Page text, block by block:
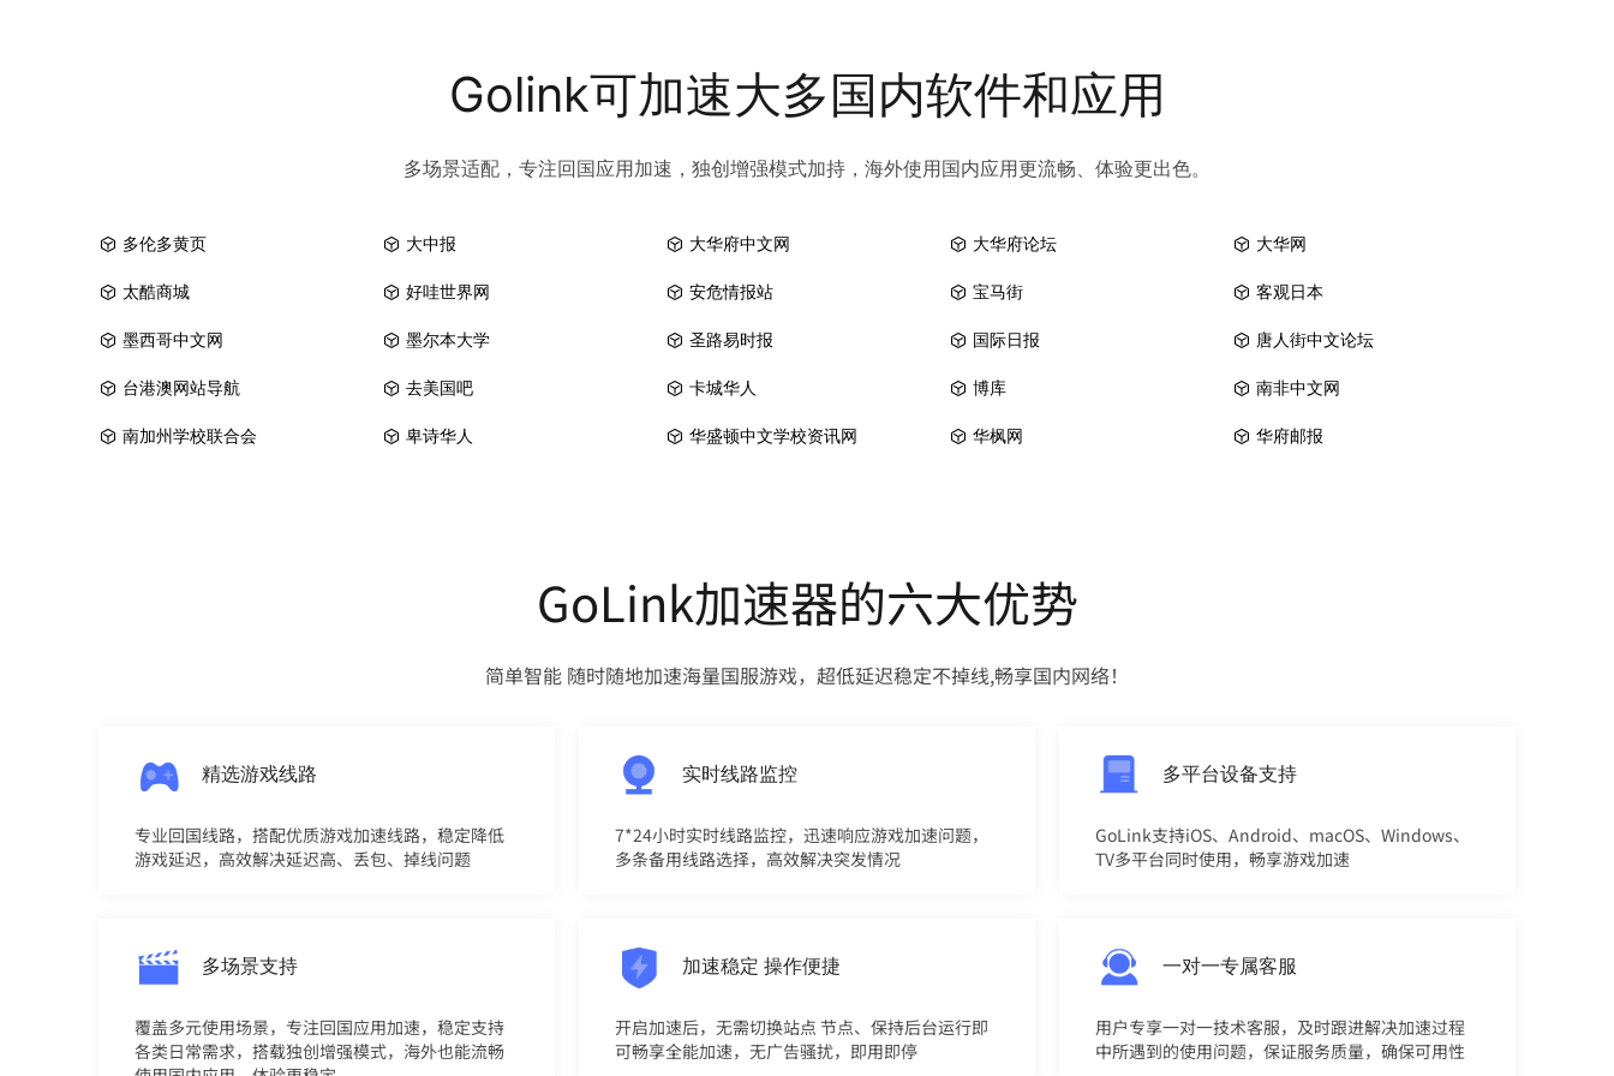
Golink可加速大多国内软件和应用
多场景适配，专注回国应用加速，独创增强模式加持，海外使用国内应用更流畅、体验更出色。
多伦多黄页 大中报 大华府中文网 大华府论坛 大华网
太酷商城 好哇世界网 安危情报站 宝马街 客观日本
墨西哥中文网 墨尔本大学 圣路易时报 国际日报 唐人街中文论坛
台港澳网站导航 去美国吧 卡城华人 博库 南非中文网
南加州学校联合会 卑诗华人 华盛顿中文学校资讯网 华枫网 华府邮报
GoLink加速器的六大优势
简单智能 随时随地加速海量国服游戏，超低延迟稳定不掉线,畅享国内网络！
精选游戏线路
专业回国线路，搭配优质游戏加速线路，稳定降低
游戏延迟，高效解决延迟高、丢包、掉线问题
实时线路监控
7*24小时实时线路监控，迅速响应游戏加速问题，
多条备用线路选择，高效解决突发情况
多平台设备支持
GoLink支持iOS、Android、macOS、Windows、
TV多平台同时使用，畅享游戏加速
多场景支持
覆盖多元使用场景，专注回国应用加速，稳定支持
各类日常需求，搭载独创增强模式，海外也能流畅
加速稳定 操作便捷
开启加速后，无需切换站点 节点、保持后台运行即
可畅享全能加速，无广告骚扰，即用即停
一对一专属客服
用户专享一对一技术客服，及时跟进解决加速过程
中所遇到的使用问题，保证服务质量，确保可用性